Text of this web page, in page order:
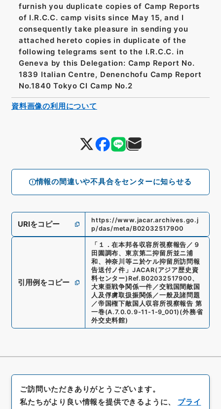
情報の間違いや不具合をセンターに知らせる
furnish you duplicate copies of Camp Reports
of I.R.C.C. camp visits since May 15, and I
consequently take pleasure in sending you
attached hereto copies in duplicate of the
following telegrams sent to the I.R.C.C. in
Geneva by this Delegation: Camp Report No.
1839 Italian Centre, Denenchofu Camp Report
No.1840 Tokyo CI Camp No.2
URIをコピー
https://www.jacar.archives.go.j
p/das/meta/B02032517900
引用例をコピー
「 １．在本邦各収容所視察報告／９
田園調布、東京第二抑留所並ニ浦
和、神奈川等ニ於ケル抑留所訪問報
告送付ノ件 」 JACAR(アジア歴史資
料センター) Ref. B02032517900、
大東亜戦争関係一件／交戦国間敵国
人及俘虜取扱振関係／一般及諸問題
／帝国権下敵国人収容所視察報告 第
一巻(A.7.0.0.9-11-1-9_001) (外務省
外交史料館)
資料画像の利用について
ご訪問いただきありがとうございます。
私たちがより良い情報を提供できるように、 プライ